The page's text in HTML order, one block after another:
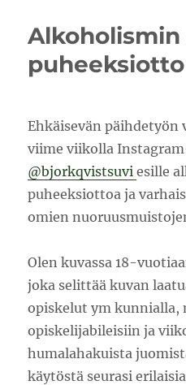
puheeksiotto
Ehkäisevän
viime viikolla
@bjorkqvistsuviesille
puheeksiottoa ja
omien
Olen kuvassa 18-
joka selittää kuvan
opiskelut ym kunnialla,
opiskelijabileisiin ja
humalahakuista
käytöstä seurasi